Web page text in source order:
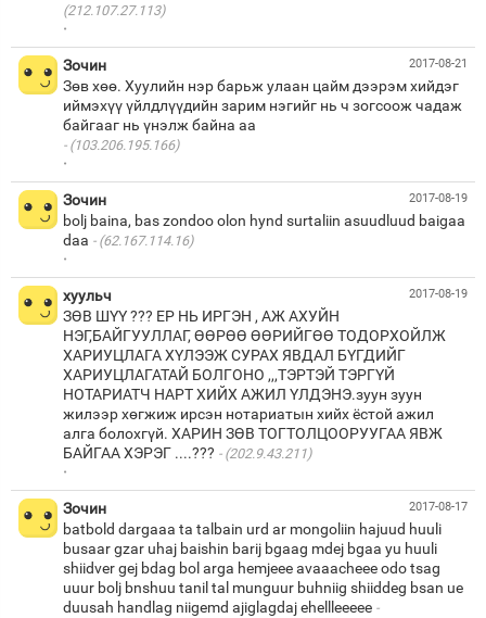
(212.107.27.113)
·
2017-08-21
Зочин
Зөв хөө. Хуулийн нэр барьж улаан цайм дээрэм хийдэг
иймэхүү үйлдлүүдийн зарим нэгийг нь ч зогсоож чадаж
(103.206.195.166)
·
2017-08-19
Зочин
bolj baina, bas zondoo olon hynd surtaliin asuudluud baigaa
daa
(62.167.114.16)
·
2017-08-19
хуульч
ЗӨВ ШҮҮ ??? ЕР НЬ ИРГЭН , АЖ АХУЙН
НЭГ,БАЙГУУЛЛАГ, ӨӨРӨӨ ӨӨРИЙГӨӨ ТОДОРХОЙЛЖ
ХАРИУЦЛАГА ХҮЛЭЭЖ СУРАХ ЯВДАЛ БҮГДИЙГ
ХАРИУЦЛАГАТАЙ БОЛГОНО ,,,ТЭРТЭЙ ТЭРГҮЙ
НОТАРИАТЧ НАРТ ХИЙХ АЖИЛ ҮЛДЭНЭ.зуун зуун
жилээр хөгжиж ирсэн нотариатын хийх ёстой ажил
алга болохгүй. ХАРИН ЗӨВ ТОГТОЛЦООРУУГАА ЯВЖ
БАЙГАА ХЭРЭГ ....???
(202.9.43.211)
·
2017-08-17
Зочин
batbold dargaaa ta talbain urd ar mongoliin hajuud huuli
busaar gzar uhaj baishin barij bgaag mdej bgaa yu huuli
shiidver gej bdag bol arga hemjeee avaaacheee odo tsag
uuur bolj bnshuu tanil tal munguur buhniig shiiddeg bsan ue
duusah handlag niigemd ajiglagdaj ehellleeeee